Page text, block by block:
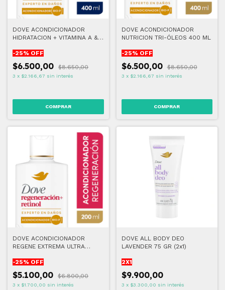
DOVE ACONDICIONADOR
HIDRATACION + VITAMINA A & E
-25% OFF
$6.500,00 $8.650,00
3 x $2.166,67 sin interés
DOVE ACONDICIONADOR
NUTRICION TRI-ÓLEOS 400 ML
-25% OFF
$6.500,00 $8.650,00
3 x $2.166,67 sin interés
DOVE ACONDICIONADOR
REGENE EXTREMA ULTRA
-25% OFF
$5.100,00 $6.800,00
3 x $1.700,00 sin interés
DOVE ALL BODY DEO
LAVENDER 75 GR (2x1)
2X1
$9.900,00
3 x $3.300,00 sin interés